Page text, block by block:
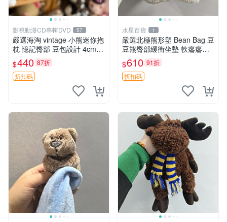
影視動漫CD專輯DVD 57
嚴選海淘 vintage 小熊迷你抱
枕 憶記臀部 豆包設計 4cm
高 推薦收藏 迷你豆包小熊、
高臀部、豆袋抱枕
$440 87折
折扣碼
水星百貨 1
嚴選北極熊形塑 Bean Bag 豆
豆熊臀部緩衝坐墊 軟癟癟舒
壓設計 保暖又實用 適合久坐
放松 推薦居家使用 RUSS系
列 豆豆熊屁屁坐墊 3D顆粒結
$610 91折
折扣碼